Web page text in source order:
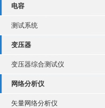
电容
测试系统
变压器
变压器综合测试仪
网络分析仪
矢量网络分析仪